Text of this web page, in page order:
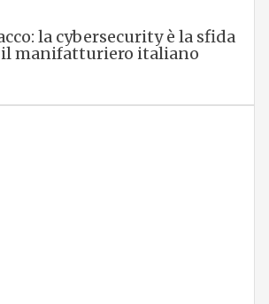
la cybersecurity è la sfida
manifatturiero italiano